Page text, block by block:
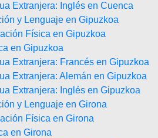
Extranjera: Inglés en Cuenca
y Lenguaje en Gipuzkoa
Física en Gipuzkoa
en Gipuzkoa
Extranjera: Francés en Gipuzkoa
Extranjera: Alemán en Gipuzkoa
Extranjera: Inglés en Gipuzkoa
y Lenguaje en Girona
Física en Girona
en Girona